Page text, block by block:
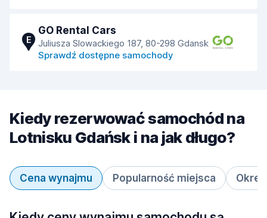
E
GO Rental Cars
Juliusza Slowackiego 187, 80-298 Gdansk
Sprawdź dostępne samochody
Kiedy rezerwować samochód na
Lotnisku Gdańsk i na jak długo?
Cena wynajmu Popularność miejsca